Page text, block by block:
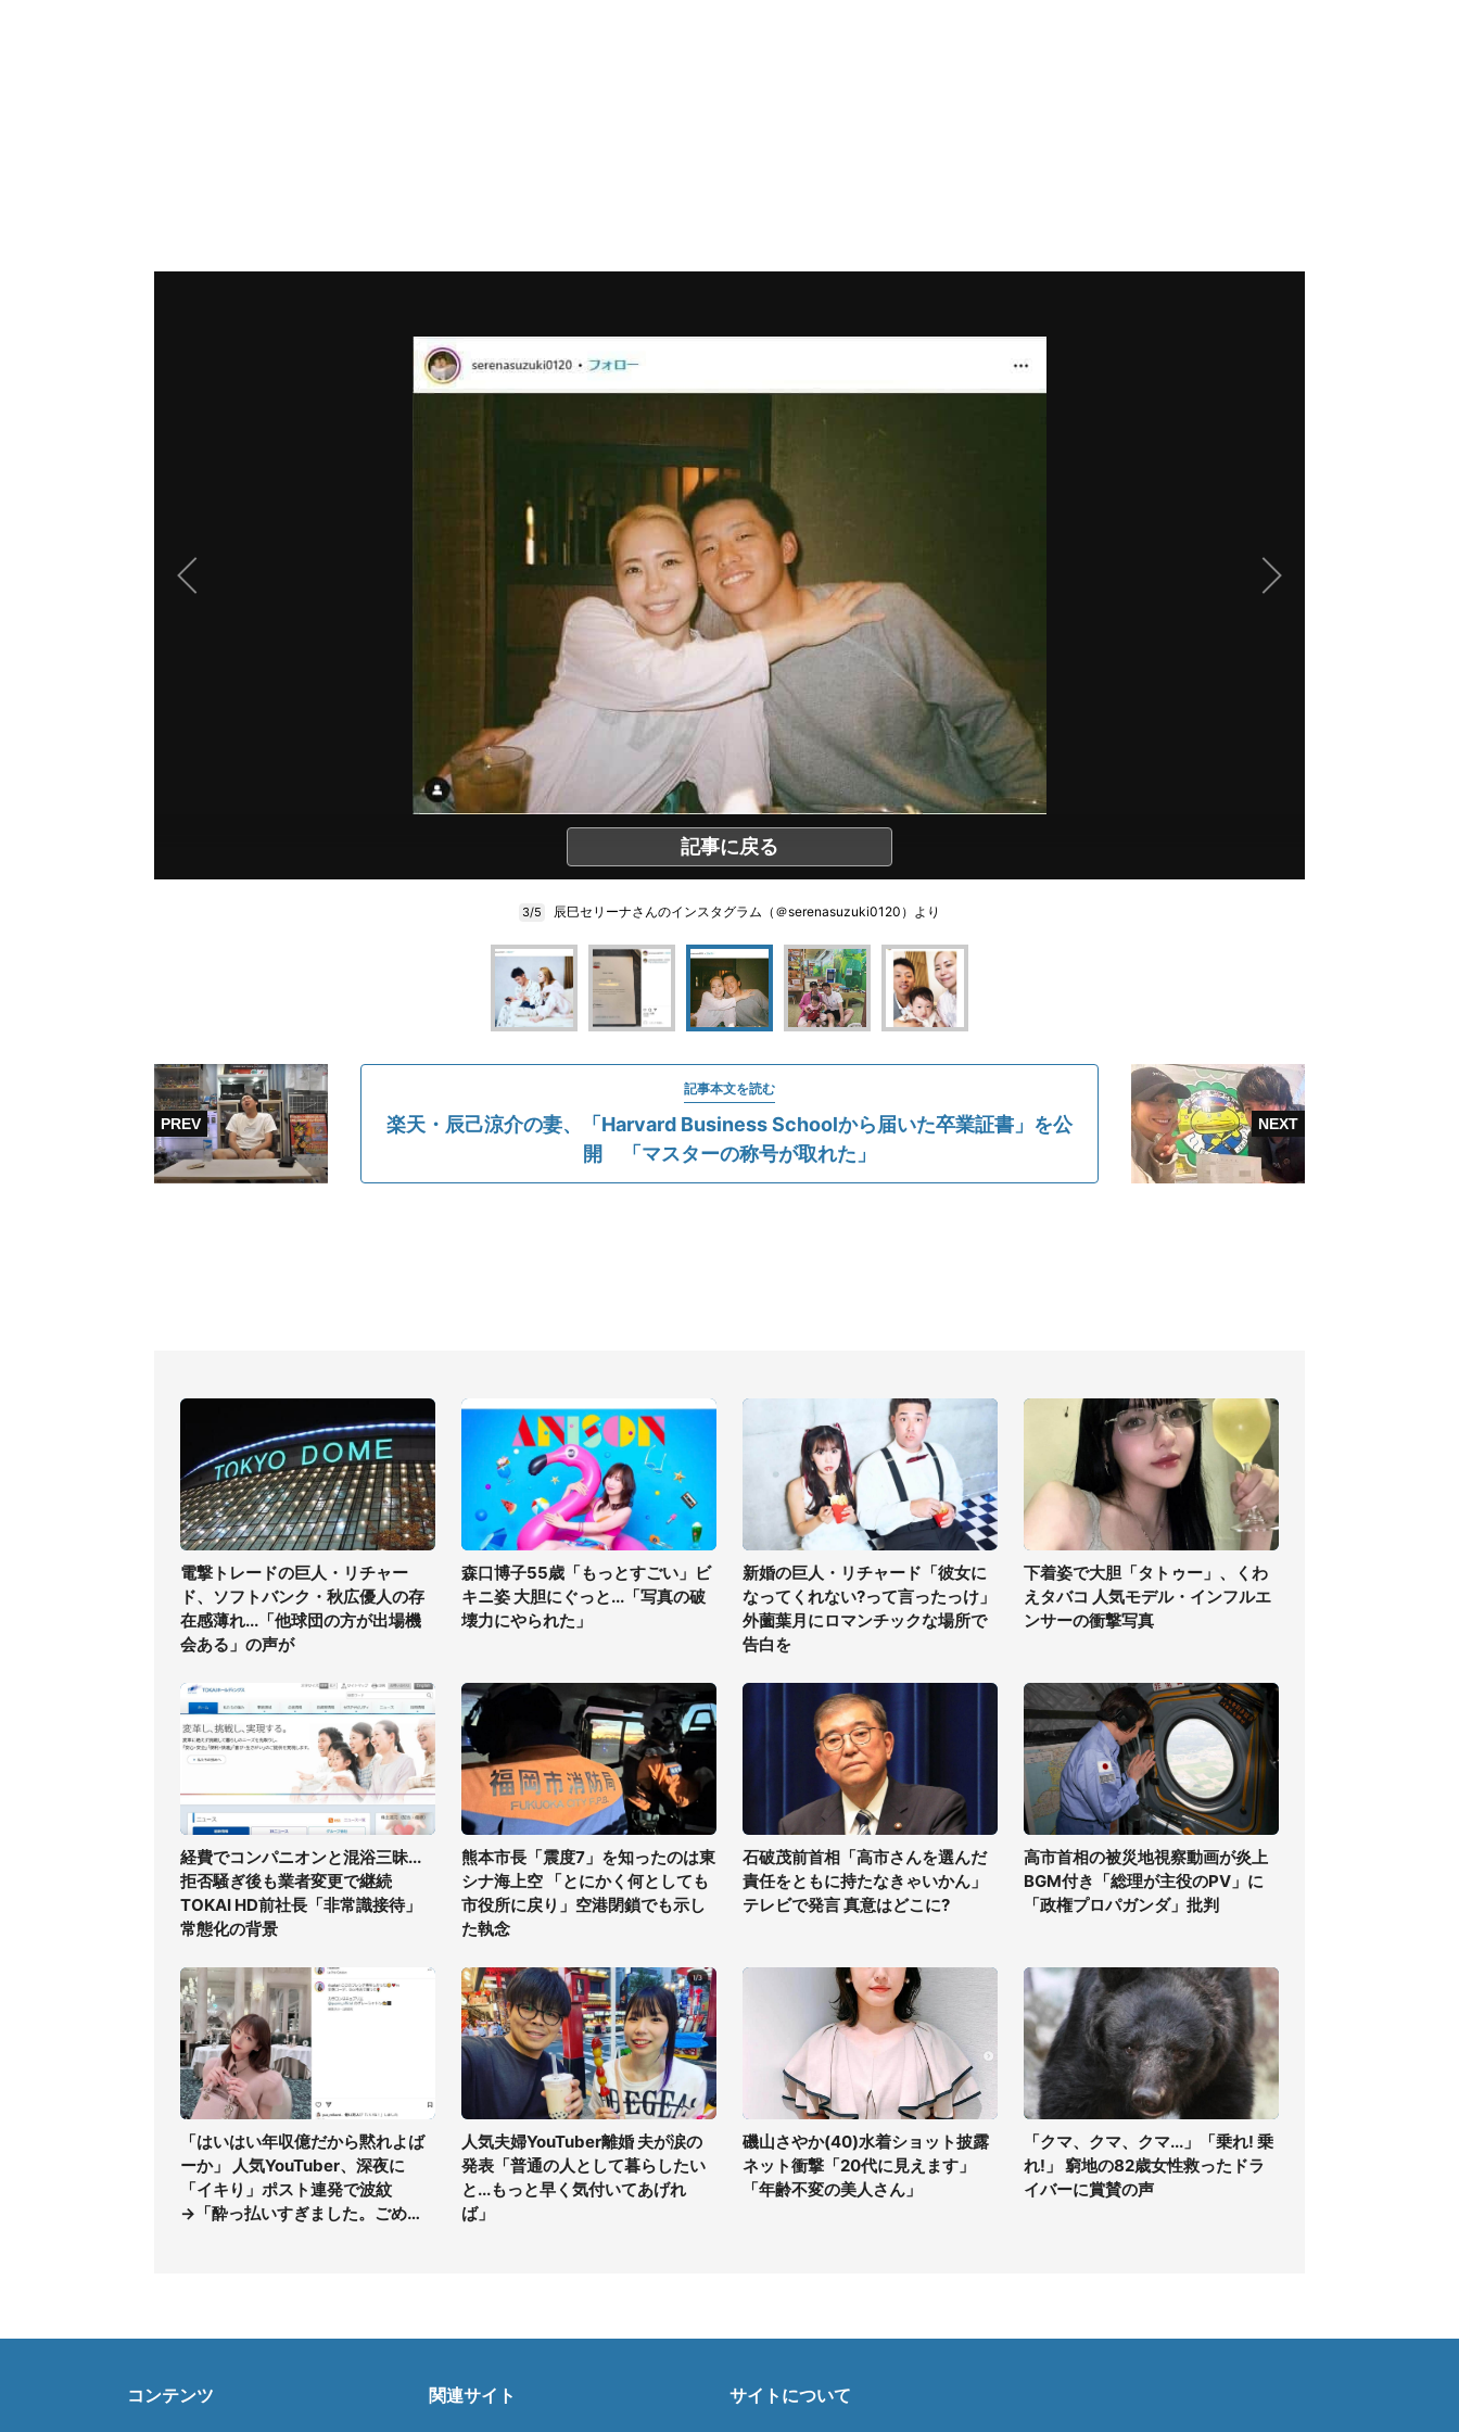
記事に戻る
3/5 辰巳セリーナさんのインスタグラム（＠serenasuzuki0120）より
記事本文を読む
楽天・辰己涼介の妻、「Harvard Business Schoolから届いた卒業証書」を公
開 「マスターの称号が取れた」
電撃トレードの巨人・リチャー
ド、ソフトバンク・秋広優人の存
在感薄れ...「他球団の方が出場機
会ある」の声が
森口博子55歳「もっとすごい」ビ
キニ姿 大胆にぐっと...「写真の破
壊力にやられた」
新婚の巨人・リチャード「彼女に
なってくれない?って言ったっけ」
外薗葉月にロマンチックな場所で
告白を
下着姿で大胆「タトゥー」、くわ
えタバコ 人気モデル・インフルエ
ンサーの衝撃写真
経費でコンパニオンと混浴三昧...
拒否騒ぎ後も業者変更で継続
TOKAI HD前社長「非常識接待」
常態化の背景
熊本市長「震度7」を知ったのは東
シナ海上空 「とにかく何としても
市役所に戻り」空港閉鎖でも示し
た執念
石破茂前首相「高市さんを選んだ
責任をともに持たなきゃいかん」
テレビで発言 真意はどこに?
高市首相の被災地視察動画が炎上
BGM付き「総理が主役のPV」に
「政権プロパガンダ」批判
「はいはい年収億だから黙れよば
ーか」 人気YouTuber、深夜に
「イキり」ポスト連発で波紋
→「酔っ払いすぎました。ごめん
人気夫婦YouTuber離婚 夫が涙の
発表「普通の人として暮らしたい
と...もっと早く気付いてあげれ
ば」
磯山さやか(40)水着ショット披露
ネット衝撃「20代に見えます」
「年齢不変の美人さん」
「クマ、クマ、クマ...」「乗れ! 乗
れ!」 窮地の82歳女性救ったドラ
イバーに賞賛の声
コンテンツ 関連サイト サイトについて